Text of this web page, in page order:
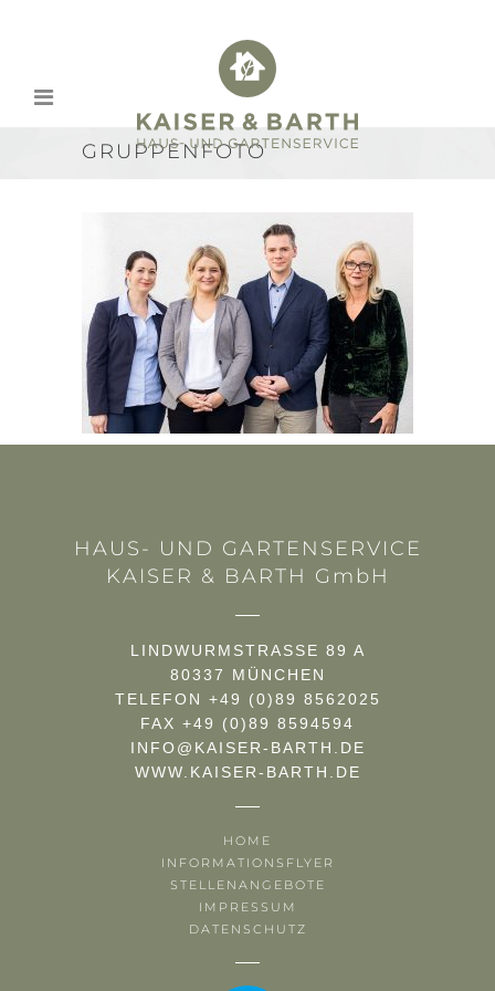
GRUPPENFOTO
HAUS- UND GARTENSERVICE
KAISER & BARTH GmbH
LINDWURMSTRASSE 89 A
80337 MÜNCHEN
TELEFON +49 (0)89 8562025
FAX +49 (0)89 8594594
INFO@KAISER-BARTH.DE
WWW.KAISER-BARTH.DE
HOME
INFORMATIONSFLYER
STELLENANGEBOTE
IMPRESSUM
DATENSCHUTZ